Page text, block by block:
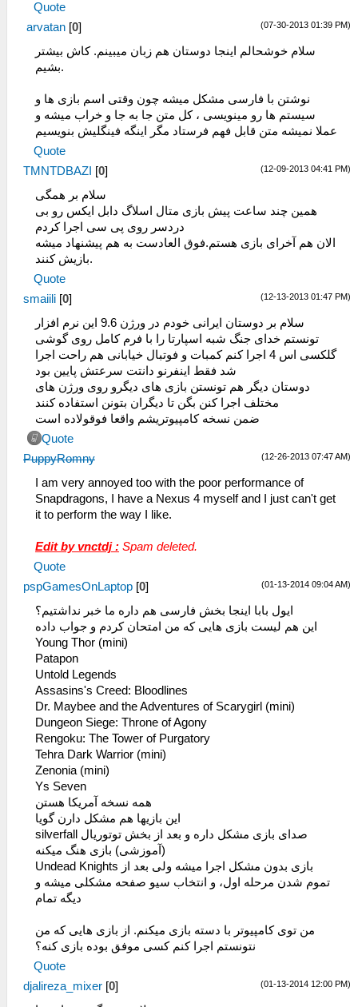
Quote
(07-30-2013 01:39 PM)
arvatan [0]
سلام خوشحالم اینجا دوستان هم زبان میبینم. کاش بیشتر
بشیم.
نوشتن با فارسی مشکل میشه چون وقتی اسم بازی ها و
سیستم ها رو مینویسی ، کل متن جا به جا و خراب میشه و
عملا نمیشه متن قابل فهم فرستاد مگر اینگه فینگلیش بنویسیم
Quote
(12-09-2013 04:41 PM)
TMNTDBAZI [0]
سلام بر همگی
همین چند ساعت پیش بازی متال اسلاگ دابل ایکس رو بی
دردسر روی پی سی اجرا کردم
الان هم آخرای بازی هستم.فوق العادست به هم پیشنهاد میشه
بازیش کنند.
Quote
(12-13-2013 01:47 PM)
smaiili [0]
سلام بر دوستان ایرانی خودم در ورژن 9.6 این نرم افزار
تونستم خدای جنگ شبه اسپارتا را با فرم کامل روی گوشی
گلکسی اس 4 اجرا کنم کمبات و فوتبال خیابانی هم راحت اجرا
شد فقط اینفرنو دانتت سرعتش پایین بود
دوستان دیگر هم تونستن بازی های دیگرو روی ورژن های
مختلف اجرا کنن بگن تا دیگران بتونن استفاده کنند
ضمن نسخه کامپیوتریشم واقعا فوقولاده است
Quote
(12-26-2013 07:47 AM)
PuppyRomny
I am very annoyed too with the poor performance of
Snapdragons, I have a Nexus 4 myself and I just can't get
it to perform the way I like.
Edit by vnctdj : Spam deleted.
Quote
(01-13-2014 09:04 AM)
pspGamesOnLaptop [0]
ایول بابا اینجا بخش فارسی هم داره ما خبر نداشتیم؟
این هم لیست بازی هایی که من امتحان کردم و جواب داده
Young Thor (mini)
Patapon
Untold Legends
Assasins's Creed: Bloodlines
Dr. Maybee and the Adventures of Scarygirl (mini)
Dungeon Siege: Throne of Agony
Rengoku: The Tower of Purgatory
Tehra Dark Warrior (mini)
Zenonia (mini)
Ys Seven
همه نسخه آمریکا هستن
این بازیها هم مشکل دارن گویا
silverfall صدای بازی مشکل داره و بعد از بخش توتوریال
(آموزشی) بازی هنگ میکنه
Undead Knights بازی بدون مشکل اجرا میشه ولی بعد از
تموم شدن مرحله اول، و انتخاب سیو صفحه مشکلی میشه و
دیگه تمام
من توی کامپیوتر با دسته بازی میکنم. از بازی هایی که من
نتونستم اجرا کنم کسی موفق بوده بازی کنه؟
Quote
(01-13-2014 12:00 PM)
djalireza_mixer [0]